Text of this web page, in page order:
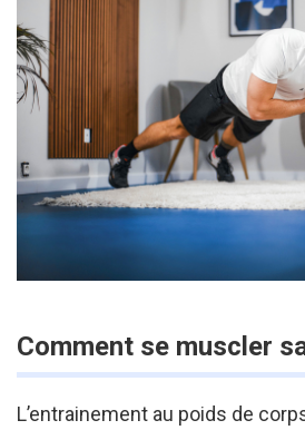
Comment se muscler
L’entrainement au poids de